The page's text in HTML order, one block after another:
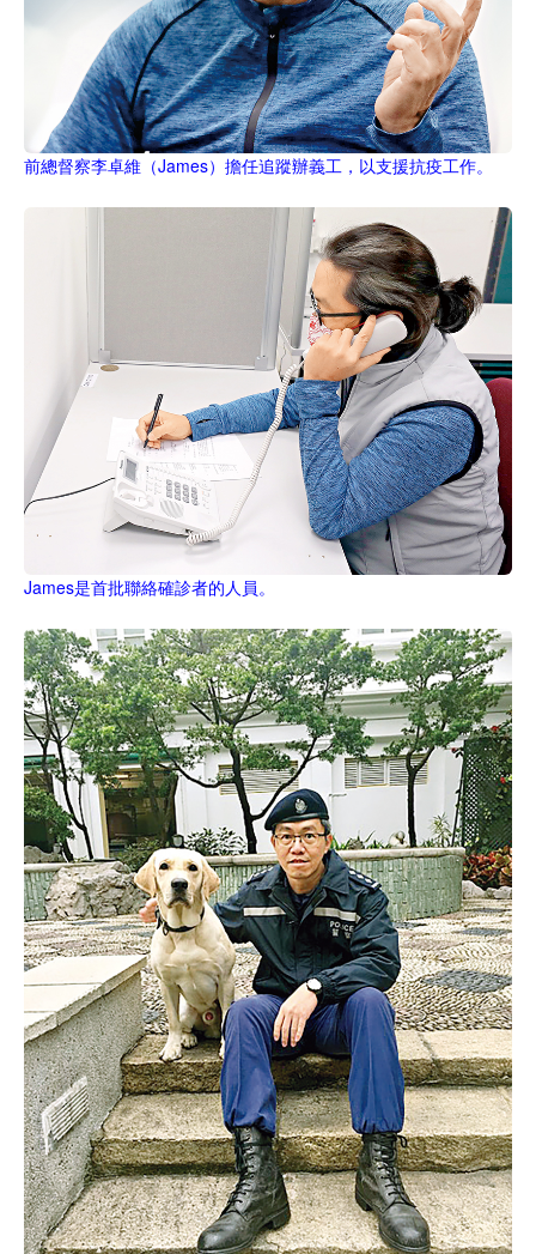
前總督察李卓維（James）擔任追蹤辦義工，以支援抗疫工作。
James是首批聯絡確診者的人員。